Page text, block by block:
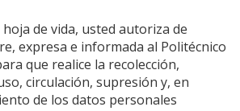
de vida, usted autoriza de
expresa e informada al Politécnico
que realice la recolección,
circulación, supresión y, en
de los datos personales